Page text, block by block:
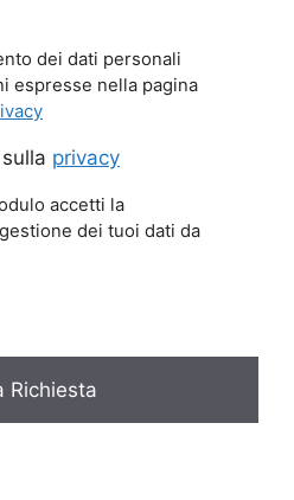
dei dati personali
espresse nella pagina
privacy
accetti la
dei tuoi dati da